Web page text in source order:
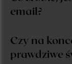
email?
Czy na
prawdziwe